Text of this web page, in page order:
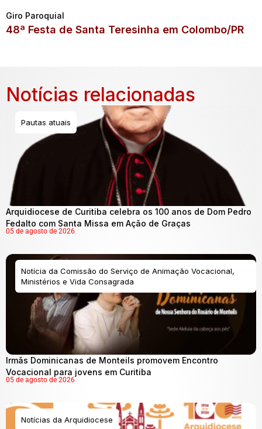
Giro Paroquial
48ª Festa de Santa Teresinha em Colombo/PR
Notícias relacionadas
Pautas atuais
Arquidiocese de Curitiba celebra os 100 anos de Dom Pedro
Fedalto com Santa Missa em Ação de Graças
05 de agosto de 2026
Notícia da Comissão do Serviço de Animação Vocacional,
Ministérios e Vida Consagrada
Irmãs Dominicanas de Monteils promovem Encontro
Vocacional para jovens em Curitiba
05 de agosto de 2026
Notícias da Arquidiocese